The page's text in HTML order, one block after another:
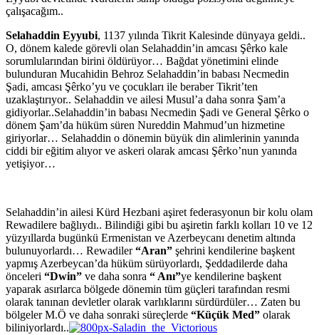
çalışacağım..
Selahaddin Eyyubi, 1137 yılında Tikrit Kalesinde dünyaya geldi..
O, dönem kalede görevli olan Selahaddin’in amcası Şêrko kale
sorumlularından birini öldürüyor… Bağdat yönetimini elinde
bulunduran Mucahidin Behroz Selahaddin’in babası Necmedin
Şadi, amcası Şêrko’yu ve çocukları ile beraber Tikrit’ten
uzaklaştırıyor.. Selahaddin ve ailesi Musul’a daha sonra Şam’a
gidiyorlar..Selahaddin’in babası Necmedin Şadi ve General Şêrko o
dönem Şam’da hüküm süren Nureddin Mahmud’un hizmetine
giriyorlar… Selahaddin o dönemin büyük din alimlerinin yanında
ciddi bir eğitim alıyor ve askeri olarak amcası Şêrko’nun yanında
yetişiyor…
Selahaddin’in ailesi Kürd Hezbani aşiret federasyonun bir kolu olam
Rewadilere bağlıydı.. Bilindiği gibi bu aşiretin farklı kolları 10 ve 12
yüzyıllarda bugünkü Ermenistan ve Azerbeycanı denetim altında
bulunuyorlardı… Rewadiler“Aran” şehrini kendilerine başkent
yapmış Azerbeycan’da hüküm sürüyorlardı, Şeddadilerde daha
önceleri “Dwin” ve daha sonra “ Anı”ye kendilerine başkent
yaparak asırlarca bölgede dönemin tüm güçleri tarafından resmi
olarak tanınan devletler olarak varlıklarını sürdürdüler… Zaten bu
bölgeler M.Ö ve daha sonraki süreçlerde “Küçük Med” olarak
biliniyorlardı..